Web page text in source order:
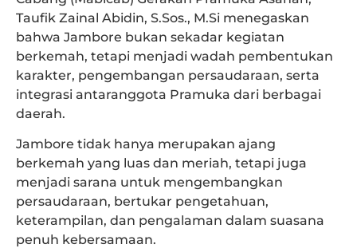
Taufik Zainal Abidin, S.Sos., M.Si menegaskan
bahwa Jambore bukan sekadar kegiatan
berkemah, tetapi menjadi wadah pembentukan
karakter, pengembangan persaudaraan, serta
integrasi antaranggota Pramuka dari berbagai
daerah.
Jambore tidak hanya merupakan ajang
berkemah yang luas dan meriah, tetapi juga
menjadi sarana untuk mengembangkan
persaudaraan, bertukar pengetahuan,
keterampilan, dan pengalaman dalam suasana
penuh kebersamaan.